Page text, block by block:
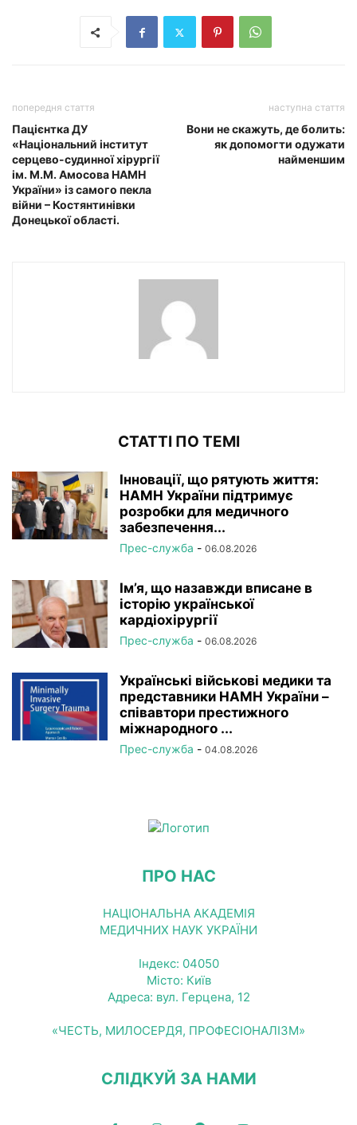
попередня стаття
Пацієнтка ДУ
«Національний інститут
серцево-судинної хірургії
ім. М.М. Амосова НАМН
України» із самого пекла
війни – Костянтинівки
Донецької області.
наступна стаття
Вони не скажуть, де болить:
як допомогти одужати
найменшим
СТАТТІ ПО ТЕМІ
Інновації, що рятують життя:
НАМН України підтримує
розробки для медичного
забезпечення...
Прес-служба - 06.08.2026
Ім’я, що назавжди вписане в
історію української
кардіохірургії
Прес-служба - 06.08.2026
Українські військові медики та
представники НАМН України –
співавтори престижного
міжнародного ...
Прес-служба - 04.08.2026
ПРО НАС
НАЦІОНАЛЬНА АКАДЕМІЯ
МЕДИЧНИХ НАУК УКРАЇНИ
Індекс: 04050
Місто: Київ
Адреса: вул. Герцена, 12
«ЧЕСТЬ, МИЛОСЕРДЯ, ПРОФЕСІОНАЛІЗМ»
СЛІДКУЙ ЗА НАМИ